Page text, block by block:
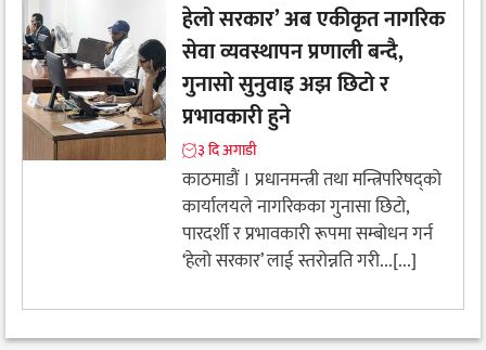
हेलो सरकार’ अब एकीकृत नागरिक
सेवा व्यवस्थापन प्रणाली बन्दै,
गुनासो सुनुवाइ अझ छिटो र
प्रभावकारी हुने
३ दि अगाडी
काठमाडौं । प्रधानमन्त्री तथा मन्त्रिपरिषद्को
कार्यालयले नागरिकका गुनासा छिटो,
पारदर्शी र प्रभावकारी रूपमा सम्बोधन गर्न
‘हेलो सरकार’ लाई स्तरोन्नति गरी...[...]